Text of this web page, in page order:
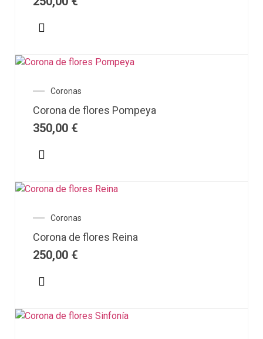
Coronas
Corona de flores Pompeya
350,00 €
Coronas
Corona de flores Reina
250,00 €